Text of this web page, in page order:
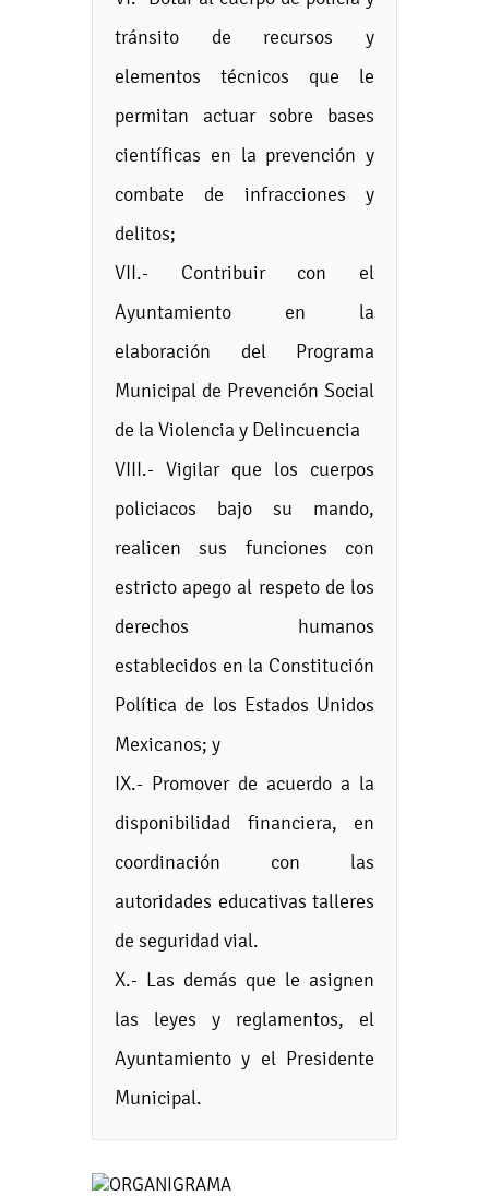
tránsito de recursos y
elementos técnicos que le
permitan actuar sobre bases
científicas en la prevención y
combate de infracciones y
delitos;
VII.- Contribuir con el
Ayuntamiento en la
elaboración del Programa
Municipal de Prevención Social
de la Violencia y Delincuencia
VIII.- Vigilar que los cuerpos
policiacos bajo su mando,
realicen sus funciones con
estricto apego al respeto de los
derechos humanos
establecidos en la Constitución
Política de los Estados Unidos
Mexicanos; y
IX.- Promover de acuerdo a la
disponibilidad financiera, en
coordinación con las
autoridades educativas talleres
de seguridad vial.
X.- Las demás que le asignen
las leyes y reglamentos, el
Ayuntamiento y el Presidente
Municipal.